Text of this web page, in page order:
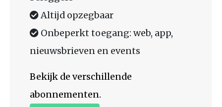
Altijd opzegbaar
Onbeperkt toegang: web, app,
nieuwsbrieven en events
Bekijk de verschillende
abonnementen.